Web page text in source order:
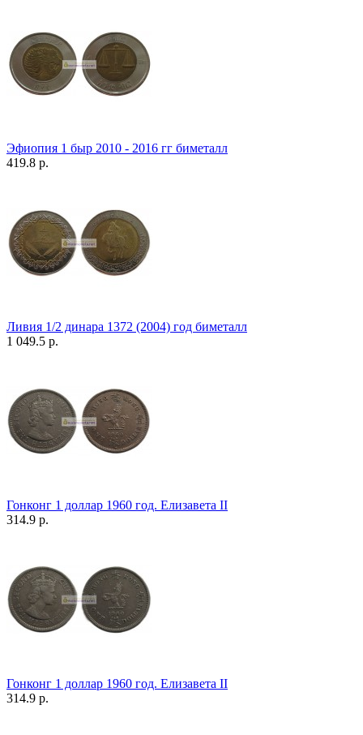
Эфиопия 1 быр 2010 - 2016 гг биметалл
419.8 р.
Ливия 1/2 динара 1372 (2004) год биметалл
1 049.5 р.
Гонконг 1 доллар 1960 год. Елизавета II
314.9 р.
Гонконг 1 доллар 1960 год. Елизавета II
314.9 р.